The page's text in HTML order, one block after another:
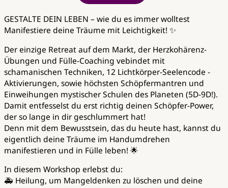
GESTALTE DEIN LEBEN – wie du es immer wolltest
Manifestiere deine Träume mit Leichtigkeit! ✨
Der einzige Retreat auf dem Markt, der Herzkohärenz-
Übungen und Fülle-Coaching vebindet mit
schamanischen Techniken, 12 Lichtkörper-Seelencode -
Aktivierungen, sowie höchsten Schöpfermantren und
Einweihungen mystischer Schulen des Planeten (5D-9D!).
Damit entfesselst du erst richtig deinen Schöpfer-Power,
der so lange in dir geschlummert hat!
Denn mit dem Bewusstsein, das du heute hast, kannst du
eigentlich deine Träume im Handumdrehen
manifestieren und in Fülle leben! 🌟
In diesem Workshop erlebst du:
🚑 Heilung, um Mangeldenken zu löschen und deine